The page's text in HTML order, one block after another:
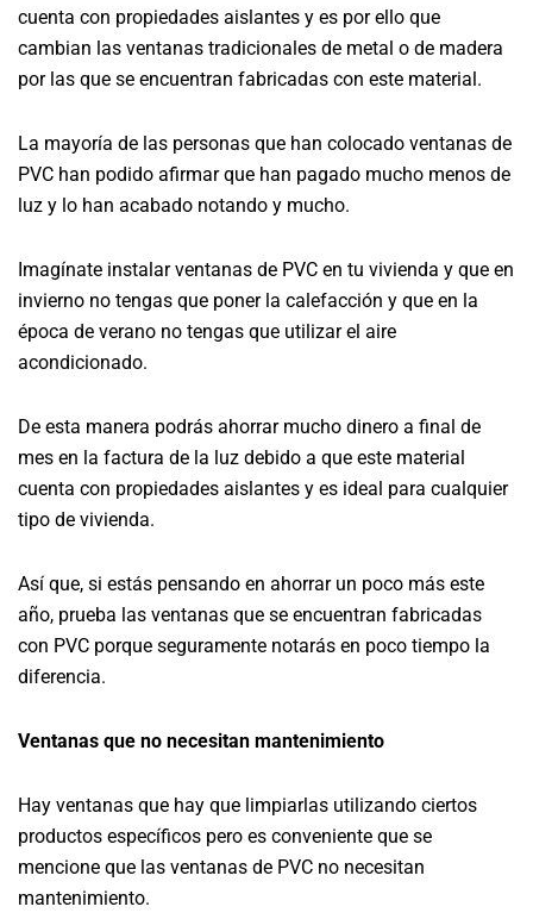
cuenta con propiedades aislantes y es por ello que
cambian las ventanas tradicionales de metal o de madera
por las que se encuentran fabricadas con este material.
La mayoría de las personas que han colocado ventanas de
PVC han podido afirmar que han pagado mucho menos de
luz y lo han acabado notando y mucho.
Imagínate instalar ventanas de PVC en tu vivienda y que en
invierno no tengas que poner la calefacción y que en la
época de verano no tengas que utilizar el aire
acondicionado.
De esta manera podrás ahorrar mucho dinero a final de
mes en la factura de la luz debido a que este material
cuenta con propiedades aislantes y es ideal para cualquier
tipo de vivienda.
Así que, si estás pensando en ahorrar un poco más este
año, prueba las ventanas que se encuentran fabricadas
con PVC porque seguramente notarás en poco tiempo la
diferencia.
Ventanas que no necesitan mantenimiento
Hay ventanas que hay que limpiarlas utilizando ciertos
productos específicos pero es conveniente que se
mencione que las ventanas de PVC no necesitan
mantenimiento.